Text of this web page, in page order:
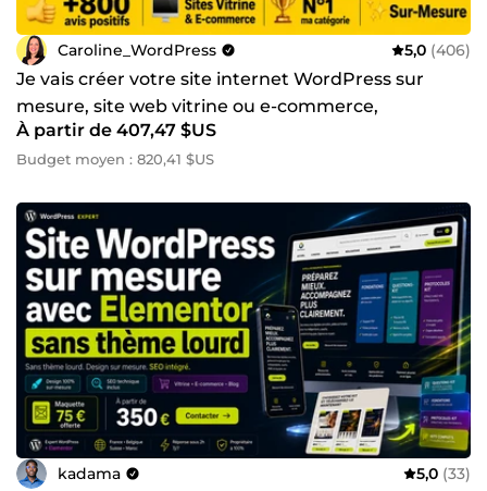
Caroline_WordPress 5,0 (406)
Je vais créer votre site internet WordPress sur
mesure, site web vitrine ou e-commerce,
Elementor Pro - Divi
À partir de 407,47 $US
Budget moyen : 820,41 $US
kadama 5,0 (33)